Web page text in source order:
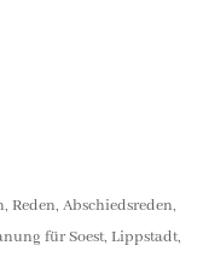
Abschiedsreden,
für Soest, Lippstadt,